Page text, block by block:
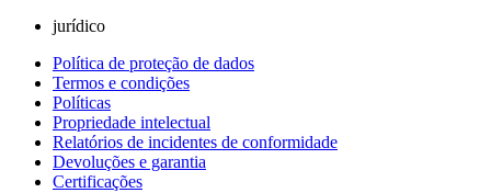
jurídico
Política de proteção de dados
Termos e condições
Políticas
Propriedade intelectual
Relatórios de incidentes de conformidade
Devoluções e garantia
Certificações